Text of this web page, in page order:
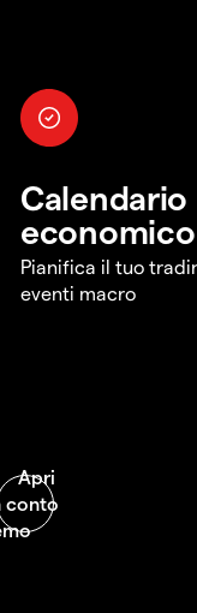
Calendario
economico
Pianifica il tuo
eventi macro